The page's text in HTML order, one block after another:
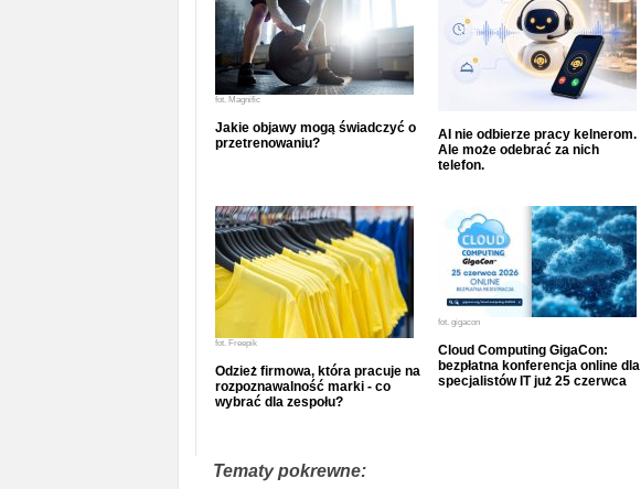
fot. Magnific
Jakie objawy mogą świadczyć o
przetrenowaniu?
AI nie odbierze pracy kelnerom.
Ale może odebrać za nich
telefon.
fot. Freepik
Odzież firmowa, która pracuje na
rozpoznawalność marki - co
wybrać dla zespołu?
fot. gigacon
Cloud Computing GigaCon:
bezpłatna konferencja online dla
specjalistów IT już 25 czerwca
Tematy pokrewne: